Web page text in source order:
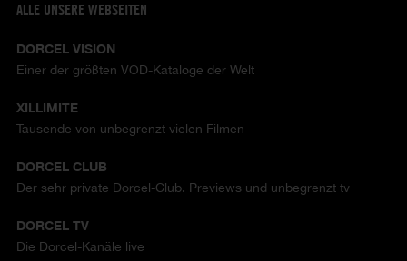
ALLE UNSERE WEBSEITEN
DORCEL VISION
Einer der größten VOD-Kataloge der Welt
XILLIMITE
Tausende von unbegrenzt vielen Filmen
DORCEL CLUB
Der sehr private Dorcel-Club. Previews und unbegrenzt tv
DORCEL TV
Die Dorcel-Kanäle live